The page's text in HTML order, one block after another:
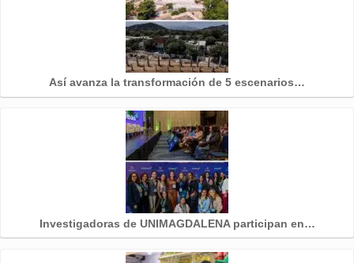
Así avanza la transformación de 5 escenarios…
Investigadoras de UNIMAGDALENA participan en…